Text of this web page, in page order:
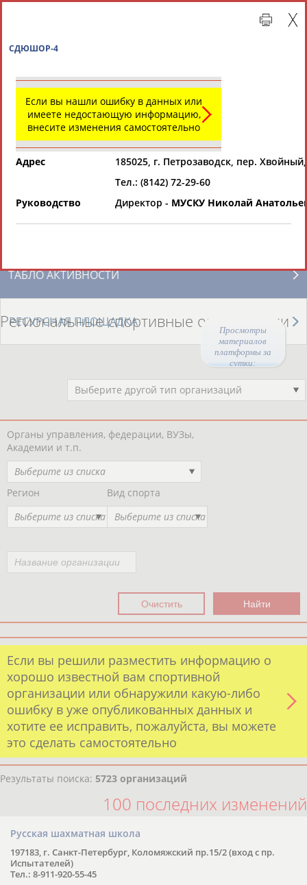
Просмотры
материалов
платформы за
сутки:
Региональные спортивные организации
СВОДНЫЕ ИНДЕКСЫ
ТАБЛО АКТИВНОСТИ
РЕСУРСНАЯ ПЛОЩАДКА
Региональные спортивные организации
Выберите другой тип организаций
Органы управления, федерации, ВУЗы,
Академии и т.п.
Выберите из списка
Регион
Выберите из списка
Вид спорта
Выберите из списка
Если вы решили разместить информацию о
хорошо известной вам спортивной
организации или обнаружили какую-либо
ошибку в уже опубликованных данных и
хотите ее исправить, пожалуйста, вы можете
это сделать самостоятельно
Результаты поиска: 5723 организаций
100 последних изменений
Русская шахматная школа
197183, г. Санкт-Петербург, Коломяжский пр.15/2 (вход с пр.
Испытателей)
Тел.: 8-911-920-55-45
Если вы нашли ошибку в данных или
имеете недостающую информацию,
внесите изменения самостоятельно
Адрес
185025, г. Петрозаводск, пер.
Тел.: (8142) 72-29-60
Руководство
Директор - МУСКУ Николай